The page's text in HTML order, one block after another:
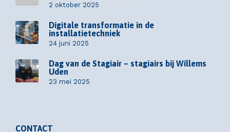
2 oktober 2025
Digitale transformatie in de
installatietechniek
24 juni 2025
Dag van de Stagiair – stagiairs bij Willems
Uden
23 mei 2025
CONTACT